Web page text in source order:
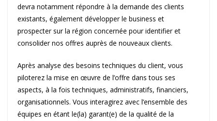
devra notamment répondre à la demande des clients
existants, également développer le business et
prospecter sur la région concernée pour identifier et
consolider nos offres auprès de nouveaux clients.
Après analyse des besoins techniques du client, vous
piloterez la mise en œuvre de l’offre dans tous ses
aspects, à la fois techniques, administratifs, financiers,
organisationnels. Vous interagirez avec l’ensemble des
équipes en étant le(la) garant(e) de la qualité de la